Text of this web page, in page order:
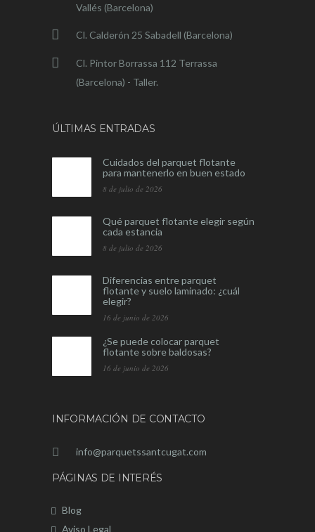
Vallés (Barcelona)
Cl. Calderón 25 Sabadell (Barcelona)
Cl. Pintor Borrassa 112 Terrassa
(Barcelona) - Taller.
ÚLTIMAS ENTRADAS
Cuidados del parquet flotante
para mantenerlo en buen estado
8 de julio de 2026
Qué parquet flotante elegir según
cada estancia
8 de julio de 2026
Diferencias entre parquet
flotante y suelo laminado: ¿cuál
elegir?
16 de junio de 2026
¿Se puede colocar parquet
flotante sobre baldosas?
16 de junio de 2026
INFORMACIÓN DE CONTACTO
info@parquetssantcugat.com
PÁGINAS DE INTERÉS
Blog
Aviso Legal